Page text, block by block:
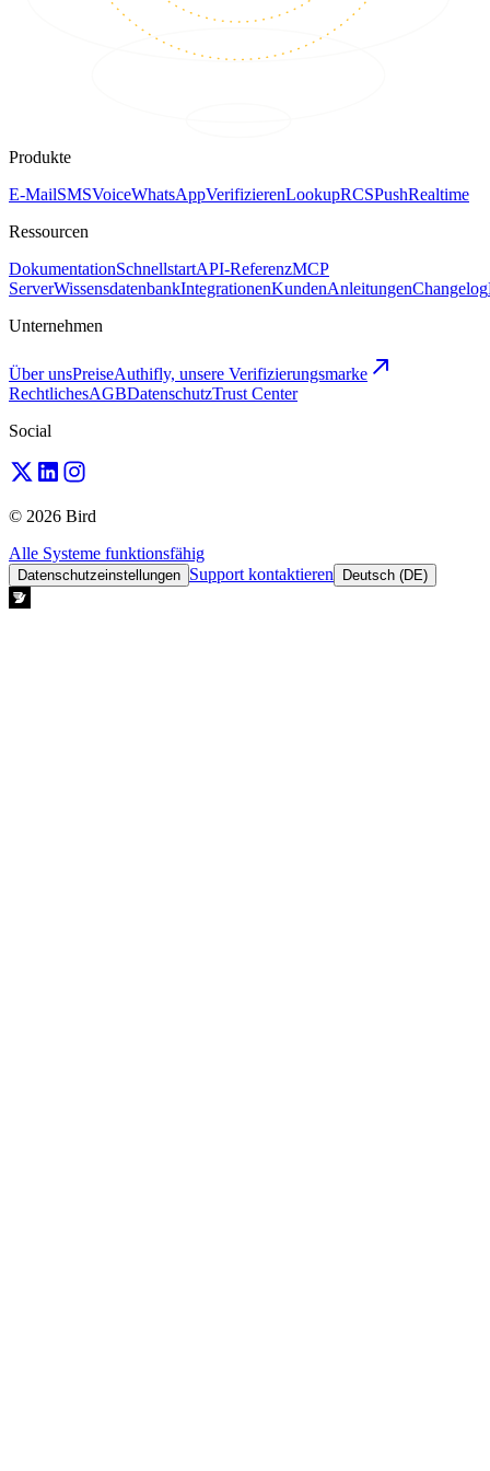
Produkte
E-MailSMSVoiceWhatsAppVerifizierenLookupRCSPushRealtime
Ressourcen
DokumentationSchnellstartAPI-ReferenzMCP
ServerWissensdatenbankIntegrationenKundenAnleitungenChangelog
Unternehmen
Über unsPreiseAuthifly, unsere Verifizierungsmarke
RechtlichesAGBDatenschutzTrust Center
Social
© 2026 Bird
Alle Systeme funktionsfähig
Datenschutzeinstellungen Support kontaktieren Deutsch (DE)